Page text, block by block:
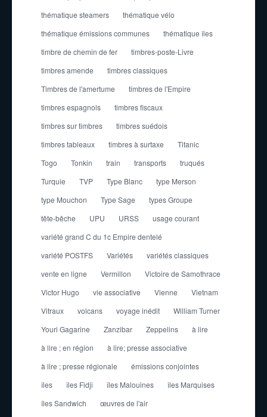
thématique steamers
thématique vélo
thématique émissions communes
thématique îles
timbre de chemin de fer
timbres-poste-Livre
timbres amende
timbres classiques
Timbres de l'amertume
timbres de l'Empire
timbres espagnols
timbres fiscaux
timbres sur timbres
timbres suédois
timbres tableaux
timbres à surtaxe
Titanic
Togo
Tonkin train transports
truqués
Turquie
TVP Type Blanc
type Merson
type Mouchon
Type Sage
types Groupe
tête-bêche
UPU URSS
usage courant
variété grand C du 1c Empire dentelé
variété POSTFS
Variétés
variétés classiques
vente en ligne
Vermillon
Victoire de Samothrace
Victor Hugo
vie associative Vienne
Vietnam
Vitraux
volcans voyage inédit
William Turner
Youri Gagarine
Zanzibar Zeppelins
à lire
à lire ; en région
à lire; presse associative
à lire ; presse régionale
émissions conjointes
îles
îles Fidji îles Malouines
îles Marquises
îles Sandwich
œuvres de l'air